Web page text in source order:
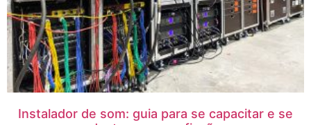
Instalador de som: guia para se capacitar e se